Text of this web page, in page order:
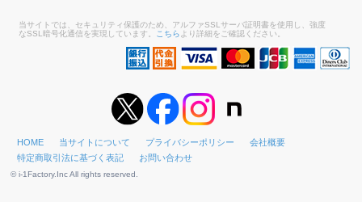
当サイトでは、セキュリティ保護のため、アルファSSLサーバ証明書を使用し、強度
なSSL暗号化通信を実現しています。
こちら より詳細をご確認ください。
HOME 当サイトについて プライバシーポリシー
会社概要
特定商取引法に基づく表記
お問い合わせ
© i-1Factory.Inc All rights reserved.